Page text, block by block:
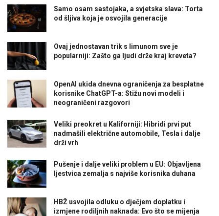
Samo osam sastojaka, a svjetska slava: Torta
od šljiva koja je osvojila generacije
Ovaj jednostavan trik s limunom sve je
popularniji: Zašto ga ljudi drže kraj kreveta?
OpenAI ukida dnevna ograničenja za besplatne
korisnike ChatGPT-a: Stižu novi modeli i
neograničeni razgovori
Veliki preokret u Kaliforniji: Hibridi prvi put
nadmašili električne automobile, Tesla i dalje
drži vrh
Pušenje i dalje veliki problem u EU: Objavljena
ljestvica zemalja s najviše korisnika duhana
HBŽ usvojila odluku o dječjem doplatku i
izmjene rodiljnih naknada: Evo što se mijenja